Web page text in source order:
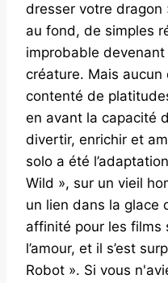
dresser votre dragon
au fond, de simples
improbable devenant
créature. Mais aucun
contenté de
en avant la capacité
divertir, enrichir et
solo a été
Wild », sur un vieil
un lien dans la glace
affinité pour les films
l’amour, et il s’est
Robot ». Si vous